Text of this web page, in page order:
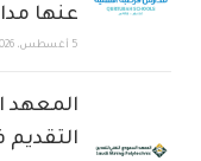
عنها
5 أغسطس، 2026
المعهد
التقديم